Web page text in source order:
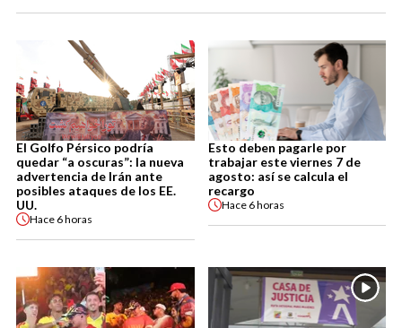
El Golfo Pérsico podría
quedar “a oscuras”: la nueva
advertencia de Irán ante
posibles ataques de los EE.
UU.
Hace 6 horas
Esto deben pagarle por
trabajar este viernes 7 de
agosto: así se calcula el
recargo
Hace 6 horas